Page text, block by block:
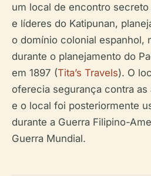
um local de encontro
e líderes do Katipunan,
o domínio colonial espanhol,
durante o planejamento do
em 1897 (Tita’s Travels). O
oferecia segurança contra
e o local foi posteriormente
durante a Guerra Filipino-
Guerra Mundial.